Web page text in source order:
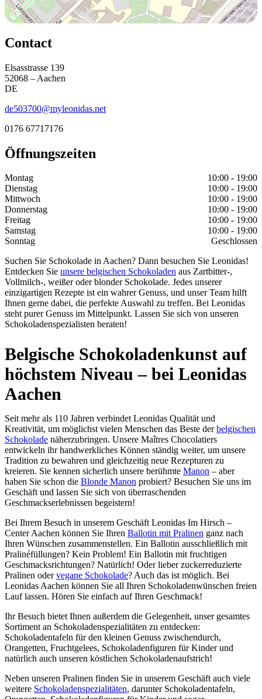
Contact
Elsasstrasse 139
52068 – Aachen
DE
de503700@myleonidas.net
0176 67717176
Öffnungszeiten
Montag
10:00 - 19:00
Dienstag
10:00 - 19:00
Mittwoch
10:00 - 19:00
Donnerstag
10:00 - 19:00
Freitag
10:00 - 19:00
Samstag
10:00 - 19:00
Sonntag
Geschlossen
Suchen Sie Schokolade in Aachen? Dann besuchen Sie Leonidas!
Entdecken Sie unsere belgischen Schokoladen aus Zartbitter-,
Vollmilch-, weißer oder blonder Schokolade. Jedes unserer
einzigartigen Rezepte ist ein wahrer Genuss, und unser Team hilft
Ihnen gerne dabei, die perfekte Auswahl zu treffen. Bei Leonidas
steht purer Genuss im Mittelpunkt. Lassen Sie sich von unseren
Schokoladenspezialisten beraten!
Belgische Schokoladenkunst auf
höchstem Niveau – bei Leonidas
Aachen
Seit mehr als 110 Jahren verbindet Leonidas Qualität und
Kreativität, um möglichst vielen Menschen das Beste derbelgischen
Schokolade näherzubringen. Unsere Maîtres Chocolatiers
entwickeln ihr handwerkliches Können ständig weiter, um unsere
Tradition zu bewahren und gleichzeitig neue Rezepturen zu
kreieren. Sie kennen sicherlich unsere berühmte Manon – aber
haben Sie schon die Blonde Manon probiert? Besuchen Sie uns im
Geschäft und lassen Sie sich von überraschenden
Geschmackserlebnissen begeistern!
Bei Ihrem Besuch in unserem Geschäft Leonidas Im Hirsch –
Center Aachen können Sie Ihren Ballotin mit Pralinen ganz nach
Ihren Wünschen zusammenstellen. Ein Ballotin ausschließlich mit
Pralinéfüllungen? Kein Problem! Ein Ballotin mit fruchtigen
Geschmacksrichtungen? Natürlich! Oder lieber zuckerreduzierte
Pralinen odervegane Schokolade? Auch das ist möglich. Bei
Leonidas Aachen können Sie all Ihren Schokoladenwünschen freien
Lauf lassen. Hören Sie einfach auf Ihren Geschmack!
Ihr Besuch bietet Ihnen außerdem die Gelegenheit, unser gesamtes
Sortiment an Schokoladenspezialitäten zu entdecken:
Schokoladentafeln für den kleinen Genuss zwischendurch,
Orangetten, Fruchtgelees, Schokoladenfiguren für Kinder und
natürlich auch unseren köstlichen Schokoladenaufstrich!
Neben unseren Pralinen finden Sie in unserem Geschäft auch viele
weitere Schokoladenspezialitäten, darunter Schokoladentafeln,